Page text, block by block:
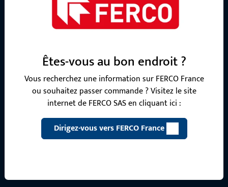
Nous sommes à votre disposition !
disposition pour répondre à toutes vos questions concernant
nos produits, applications et projets. N'hésitez pas à nous
contacter par téléphone ou par e-mail.
Contactez-nous
Appelez-nous
Êtes-vous au bon endroit ?
Vous recherchez une information sur FERCO France
ou souhaitez passer commande ? Visitez le site
internet de FERCO SAS en cliquant ici :
Dirigez-vous vers FERCO France